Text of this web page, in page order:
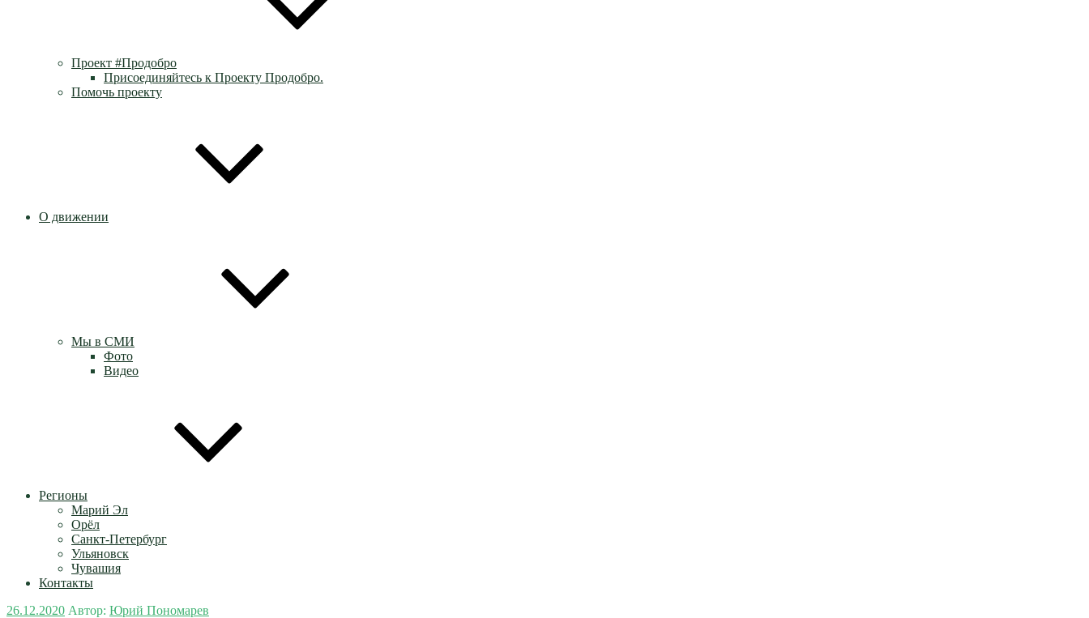
Проект #Продобро
Присоединяйтесь к Проекту Продобро.
Помочь проекту
О движении
Мы в СМИ
Фото
Видео
Регионы
Марий Эл
Орёл
Санкт-Петербург
Ульяновск
Чувашия
Контакты
Опубликовано
26.12.2020 Автор: Юрий Пономарев